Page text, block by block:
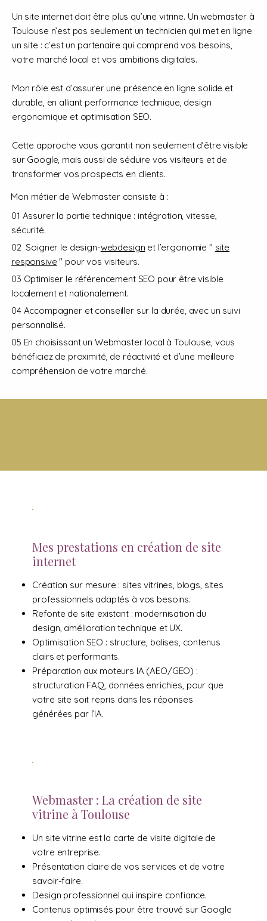
Un site internet doit être plus qu’une vitrine. Un webmaster à
Toulouse n’est pas seulement un technicien qui met en ligne
un site : c’est un partenaire qui comprend vos besoins,
votre marché local et vos ambitions digitales.
Mon rôle est d’assurer une présence en ligne solide et
durable, en alliant performance technique, design
ergonomique et optimisation SEO.
Cette approche vous garantit non seulement d’être visible
sur Google, mais aussi de séduire vos visiteurs et de
transformer vos prospects en clients.
Mon métier de Webmaster consiste à :
01 Assurer la partie technique : intégration, vitesse,
sécurité.
02 Soigner le design-webdesign et l’ergonomie " site
responsive " pour vos visiteurs.
03 Optimiser le référencement SEO pour être visible
localement et nationalement.
04 Accompagner et conseiller sur la durée, avec un suivi
personnalisé.​
05 En choisissant un Webmaster local à Toulouse, vous
bénéficiez de proximité, de réactivité et d’une meilleure
compréhension de votre marché.
Mes prestations en création de site
internet
Création sur mesure : sites vitrines, blogs, sites
professionnels adaptés à vos besoins.
Refonte de site existant : modernisation du
design, amélioration technique et UX.
Optimisation SEO : structure, balises, contenus
clairs et performants.
Préparation aux moteurs IA (AEO/GEO) :
structuration FAQ, données enrichies, pour que
votre site soit repris dans les réponses
générées par l’IA.
Webmaster : La création de site
vitrine à Toulouse
Un site vitrine est la carte de visite digitale de
votre entreprise.
Présentation claire de vos services et de votre
savoir-faire.
Design professionnel qui inspire confiance.
Contenus optimisés pour être trouvé sur Google